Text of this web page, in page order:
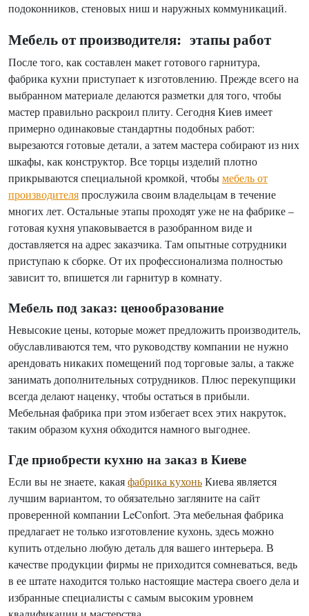
подоконников, стеновых ниш и наружных коммуникаций.
Мебель от производителя: этапы работ
После того, как составлен макет готового гарнитура,
фабрика кухни приступает к изготовлению. Прежде всего на
выбранном материале делаются разметки для того, чтобы
мастер правильно раскроил плиту. Сегодня Киев имеет
примерно одинаковые стандартны подобных работ:
вырезаются готовые детали, а затем мастера собирают из них
шкафы, как конструктор. Все торцы изделий плотно
прикрываются специальной кромкой, чтобымебель от
производителяпрослужила своим владельцам в течение
многих лет. Остальные этапы проходят уже не на фабрике –
готовая кухня упаковывается в разобранном виде и
доставляется на адрес заказчика. Там опытные сотрудники
приступаю к сборке. От их профессионализма полностью
зависит то, впишется ли гарнитур в комнату.
Мебель под заказ: ценообразование
Невысокие цены, которые может предложить производитель,
обуславливаются тем, что руководству компании не нужно
арендовать никаких помещений под торговые залы, а также
занимать дополнительных сотрудников. Плюс перекупщики
всегда делают наценку, чтобы остаться в прибыли.
Мебельная фабрика при этом избегает всех этих накруток,
таким образом кухня обходится намного выгоднее.
Где приобрести кухню на заказ в Киеве
Если вы не знаете, какаяфабрика кухоньКиева является
лучшим вариантом, то обязательно загляните на сайт
проверенной компании LeConfort. Эта мебельная фабрика
предлагает не только изготовление кухонь, здесь можно
купить отдельно любую деталь для вашего интерьера. В
качестве продукции фирмы не приходится сомневаться, ведь
в ее штате находится только настоящие мастера своего дела и
избранные специалисты с самым высоким уровнем